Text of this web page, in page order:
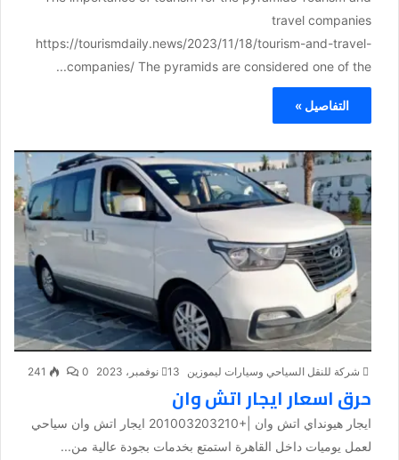
travel companies
https://tourismdaily.news/2023/11/18/tourism-and-travel-
companies/ The pyramids are considered one of the...
التفاصيل »
شركة للنقل السياحي وسيارات ليموزين 13 نوفمبر، 2023 0
241
حرق اسعار ايجار اتش وان
ايجار هيونداي اتش وان |+201003203210 ايجار اتش وان سياحي
لعمل يوميات داخل القاهرة استمتع بخدمات بجودة عالية من...